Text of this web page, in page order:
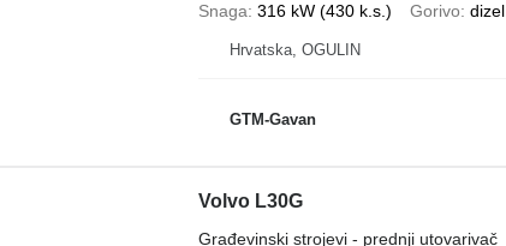
Snaga 316 kW (430 k.s.) Gorivo dizel
Hrvatska, OGULIN
GTM-Gavan
Volvo L30G
Građevinski strojevi - prednji utovarivač